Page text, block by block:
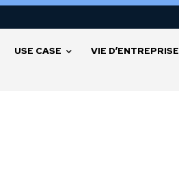
USE CASE
VIE D’ENTREPRISE